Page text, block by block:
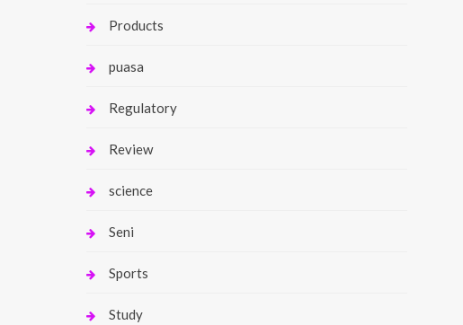
Products
puasa
Regulatory
Review
science
Seni
Sports
Study